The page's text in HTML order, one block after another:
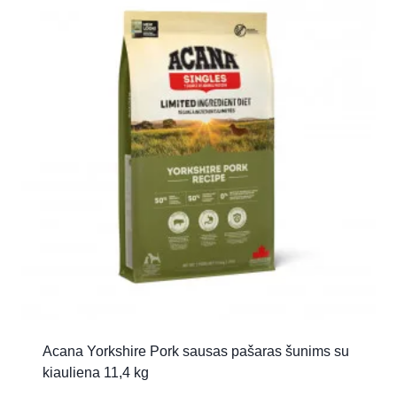
Acana Yorkshire Pork sausas pašaras šunims su
kiauliena 11,4 kg